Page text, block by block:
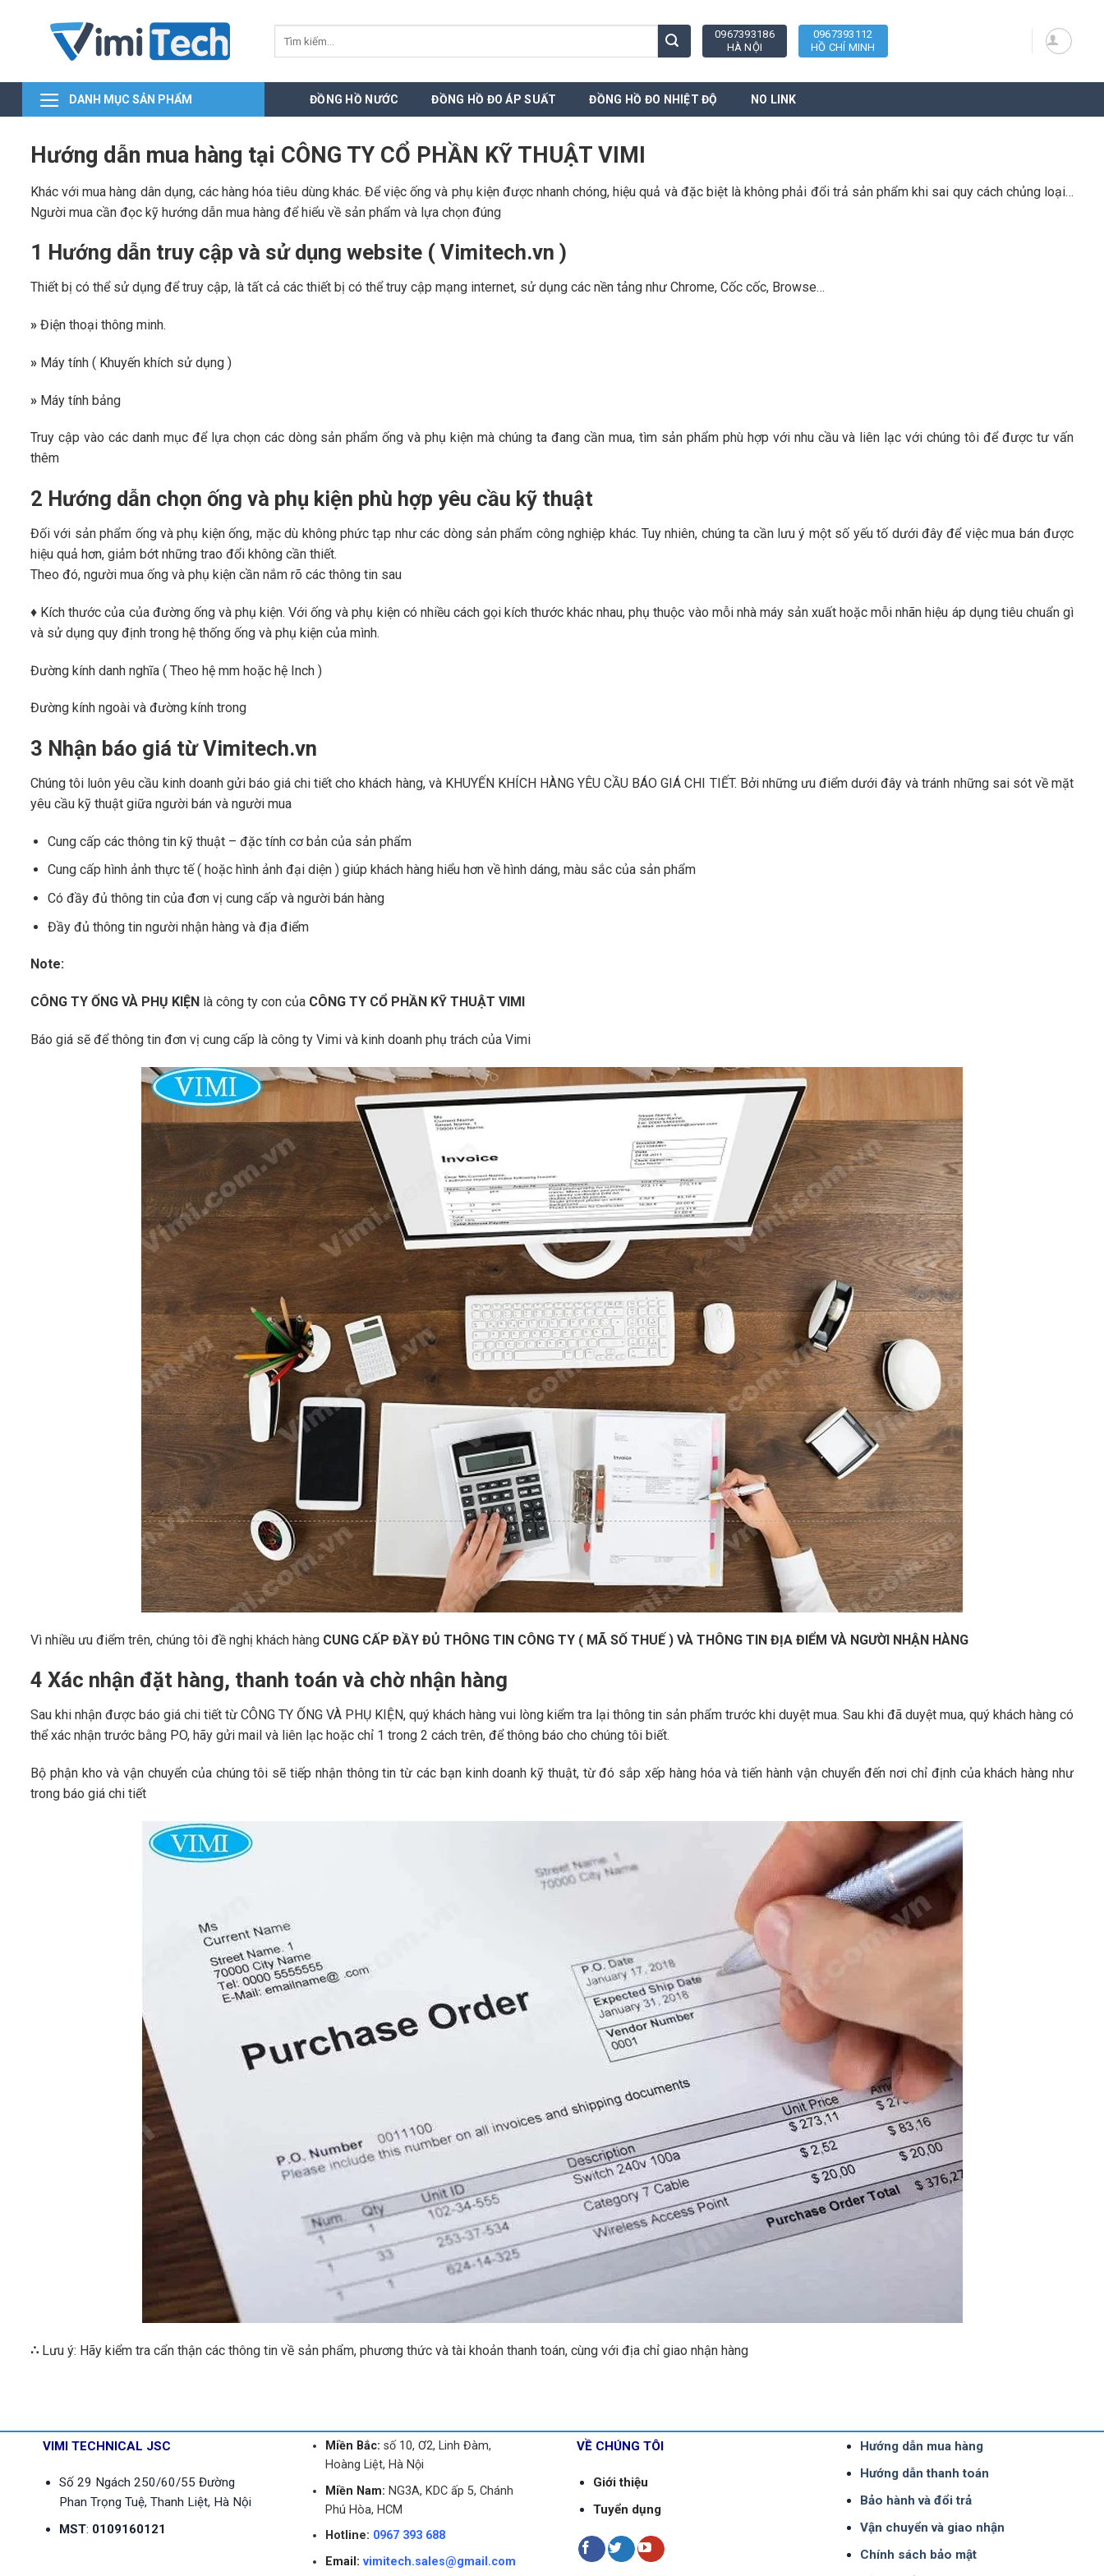
kiếm:
0967393186
HÀ NỘI
0967393112
HỒ CHÍ MINH
DANH MỤC SẢN PHẨM ĐỒNG HỒ NƯỚC ĐỒNG HỒ ĐO ÁP SUẤT ĐỒNG HỒ ĐO NHIỆT ĐỘ NO LINK
Hướng dẫn mua hàng tại CÔNG TY CỔ PHẦN KỸ THUẬT VIMI
Khác với mua hàng dân dụng, các hàng hóa tiêu dùng khác. Để việc ống và phụ kiện được nhanh chóng, hiệu quả và đặc biệt là không phải đổi trả sản phẩm khi sai quy cách chủng loại…
Người mua cần đọc kỹ hướng dẫn mua hàng để hiểu về sản phẩm và lựa chọn đúng
1 Hướng dẫn truy cập và sử dụng website ( Vimitech.vn )
Thiết bị có thể sử dụng để truy cập, là tất cả các thiết bị có thể truy cập mạng internet, sử dụng các nền tảng như Chrome, Cốc cốc, Browse…
» Điện thoại thông minh.
» Máy tính ( Khuyến khích sử dụng )
» Máy tính bảng
Truy cập vào các danh mục để lựa chọn các dòng sản phẩm ống và phụ kiện mà chúng ta đang cần mua, tìm sản phẩm phù hợp với nhu cầu và liên lạc với chúng tôi để được tư vấn
thêm
2 Hướng dẫn chọn ống và phụ kiện phù hợp yêu cầu kỹ thuật
Đối với sản phẩm ống và phụ kiện ống, mặc dù không phức tạp như các dòng sản phẩm công nghiệp khác. Tuy nhiên, chúng ta cần lưu ý một số yếu tố dưới đây để việc mua bán được
hiệu quả hơn, giảm bớt những trao đổi không cần thiết.
Theo đó, người mua ống và phụ kiện cần nắm rõ các thông tin sau
♦ Kích thước của của đường ống và phụ kiện. Với ống và phụ kiện có nhiều cách gọi kích thước khác nhau, phụ thuộc vào mỗi nhà máy sản xuất hoặc mỗi nhãn hiệu áp dụng tiêu chuẩn gì
và sử dụng quy định trong hệ thống ống và phụ kiện của mình.
Đường kính danh nghĩa ( Theo hệ mm hoặc hệ Inch )
Đường kính ngoài và đường kính trong
3 Nhận báo giá từ Vimitech.vn
Chúng tôi luôn yêu cầu kinh doanh gửi báo giá chi tiết cho khách hàng, và KHUYẾN KHÍCH HÀNG YÊU CẦU BÁO GIÁ CHI TIẾT. Bởi những ưu điểm dưới đây và tránh những sai sót về mặt
yêu cầu kỹ thuật giữa người bán và người mua
Cung cấp các thông tin kỹ thuật – đặc tính cơ bản của sản phẩm
Cung cấp hình ảnh thực tế ( hoặc hình ảnh đại diện ) giúp khách hàng hiểu hơn về hình dáng, màu sắc của sản phẩm
Có đầy đủ thông tin của đơn vị cung cấp và người bán hàng
Đầy đủ thông tin người nhận hàng và địa điểm
Note:
CÔNG TY ỐNG VÀ PHỤ KIỆN là công ty con của CÔNG TY CỔ PHẦN KỸ THUẬT VIMI
Báo giá sẽ để thông tin đơn vị cung cấp là công ty Vimi và kinh doanh phụ trách của Vimi
Vì nhiều ưu điểm trên, chúng tôi đề nghị khách hàng CUNG CẤP ĐẦY ĐỦ THÔNG TIN CÔNG TY ( MÃ SỐ THUẾ ) VÀ THÔNG TIN ĐỊA ĐIỂM VÀ NGƯỜI NHẬN HÀNG
4 Xác nhận đặt hàng, thanh toán và chờ nhận hàng
Sau khi nhận được báo giá chi tiết từ CÔNG TY ỐNG VÀ PHỤ KIỆN, quý khách hàng vui lòng kiểm tra lại thông tin sản phẩm trước khi duyệt mua. Sau khi đã duyệt mua, quý khách hàng có
thể xác nhận trước bằng PO, hãy gửi mail và liên lạc hoặc chỉ 1 trong 2 cách trên, để thông báo cho chúng tôi biết.
Bộ phận kho và vận chuyển của chúng tôi sẽ tiếp nhận thông tin từ các bạn kinh doanh kỹ thuật, từ đó sắp xếp hàng hóa và tiến hành vận chuyển đến nơi chỉ định của khách hàng như
trong báo giá chi tiết
∴ Lưu ý: Hãy kiểm tra cẩn thận các thông tin về sản phẩm, phương thức và tài khoản thanh toán, cùng với địa chỉ giao nhận hàng
VIMI TECHNICAL JSC
Số 29 Ngách 250/60/55 Đường
Phan Trọng Tuệ, Thanh Liệt, Hà Nội
MST: 0109160121
Miền Bắc: số 10, Ơ2, Linh Đàm,
Hoàng Liệt, Hà Nội
Miền Nam: NG3A, KDC ấp 5, Chánh
Phú Hòa, HCM
Hotline: 0967 393 688
Email: vimitech.sales@gmail.com
VỀ CHÚNG TÔI
Giới thiệu
Tuyển dụng
Hướng dẫn mua hàng
Hướng dẫn thanh toán
Bảo hành và đổi trả
Vận chuyển và giao nhận
Chính sách bảo mật